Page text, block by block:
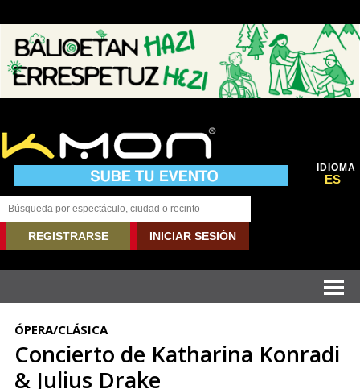
IDIOMA
ES
REGISTRARSE INICIAR SESIÓN
ÓPERA/CLÁSICA
Concierto de Katharina Konradi
& Julius Drake